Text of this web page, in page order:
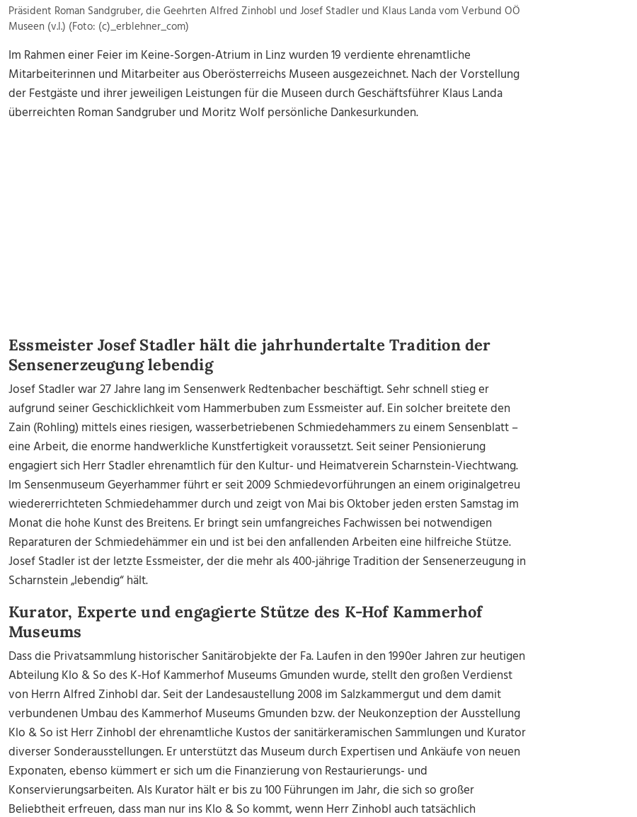
Präsident Roman Sandgruber, die Geehrten Alfred Zinhobl und Josef Stadler und Klaus Landa vom Verbund OÖ
Museen (v.l.) (Foto: (c)_erblehner_com)
Im Rahmen einer Feier im Keine-Sorgen-Atrium in Linz wurden 19 verdiente ehrenamtliche
Mitarbeiterinnen und Mitarbeiter aus Oberösterreichs Museen ausgezeichnet. Nach der Vorstellung
der Festgäste und ihrer jeweiligen Leistungen für die Museen durch Geschäftsführer Klaus Landa
überreichten Roman Sandgruber und Moritz Wolf persönliche Dankesurkunden.
Essmeister Josef Stadler hält die jahrhundertalte Tradition der
Sensenerzeugung lebendig
Josef Stadler war 27 Jahre lang im Sensenwerk Redtenbacher beschäftigt. Sehr schnell stieg er
aufgrund seiner Geschicklichkeit vom Hammerbuben zum Essmeister auf. Ein solcher breitete den
Zain (Rohling) mittels eines riesigen, wasserbetriebenen Schmiedehammers zu einem Sensenblatt –
eine Arbeit, die enorme handwerkliche Kunstfertigkeit voraussetzt. Seit seiner Pensionierung
engagiert sich Herr Stadler ehrenamtlich für den Kultur- und Heimatverein Scharnstein-Viechtwang.
Im Sensenmuseum Geyerhammer führt er seit 2009 Schmiedevorführungen an einem originalgetreu
wiedererrichteten Schmiedehammer durch und zeigt von Mai bis Oktober jeden ersten Samstag im
Monat die hohe Kunst des Breitens. Er bringt sein umfangreiches Fachwissen bei notwendigen
Reparaturen der Schmiedehämmer ein und ist bei den anfallenden Arbeiten eine hilfreiche Stütze.
Josef Stadler ist der letzte Essmeister, der die mehr als 400-jährige Tradition der Sensenerzeugung in
Scharnstein „lebendig“ hält.
Kurator, Experte und engagierte Stütze des K-Hof Kammerhof
Museums
Dass die Privatsammlung historischer Sanitärobjekte der Fa. Laufen in den 1990er Jahren zur heutigen
Abteilung Klo & So des K-Hof Kammerhof Museums Gmunden wurde, stellt den großen Verdienst
von Herrn Alfred Zinhobl dar. Seit der Landesaustellung 2008 im Salzkammergut und dem damit
verbundenen Umbau des Kammerhof Museums Gmunden bzw. der Neukonzeption der Ausstellung
Klo & So ist Herr Zinhobl der ehrenamtliche Kustos der sanitärkeramischen Sammlungen und Kurator
diverser Sonderausstellungen. Er unterstützt das Museum durch Expertisen und Ankäufe von neuen
Exponaten, ebenso kümmert er sich um die Finanzierung von Restaurierungs- und
Konservierungsarbeiten. Als Kurator hält er bis zu 100 Führungen im Jahr, die sich so großer
Beliebtheit erfreuen, dass man nur ins Klo & So kommt, wenn Herr Zinhobl auch tatsächlich